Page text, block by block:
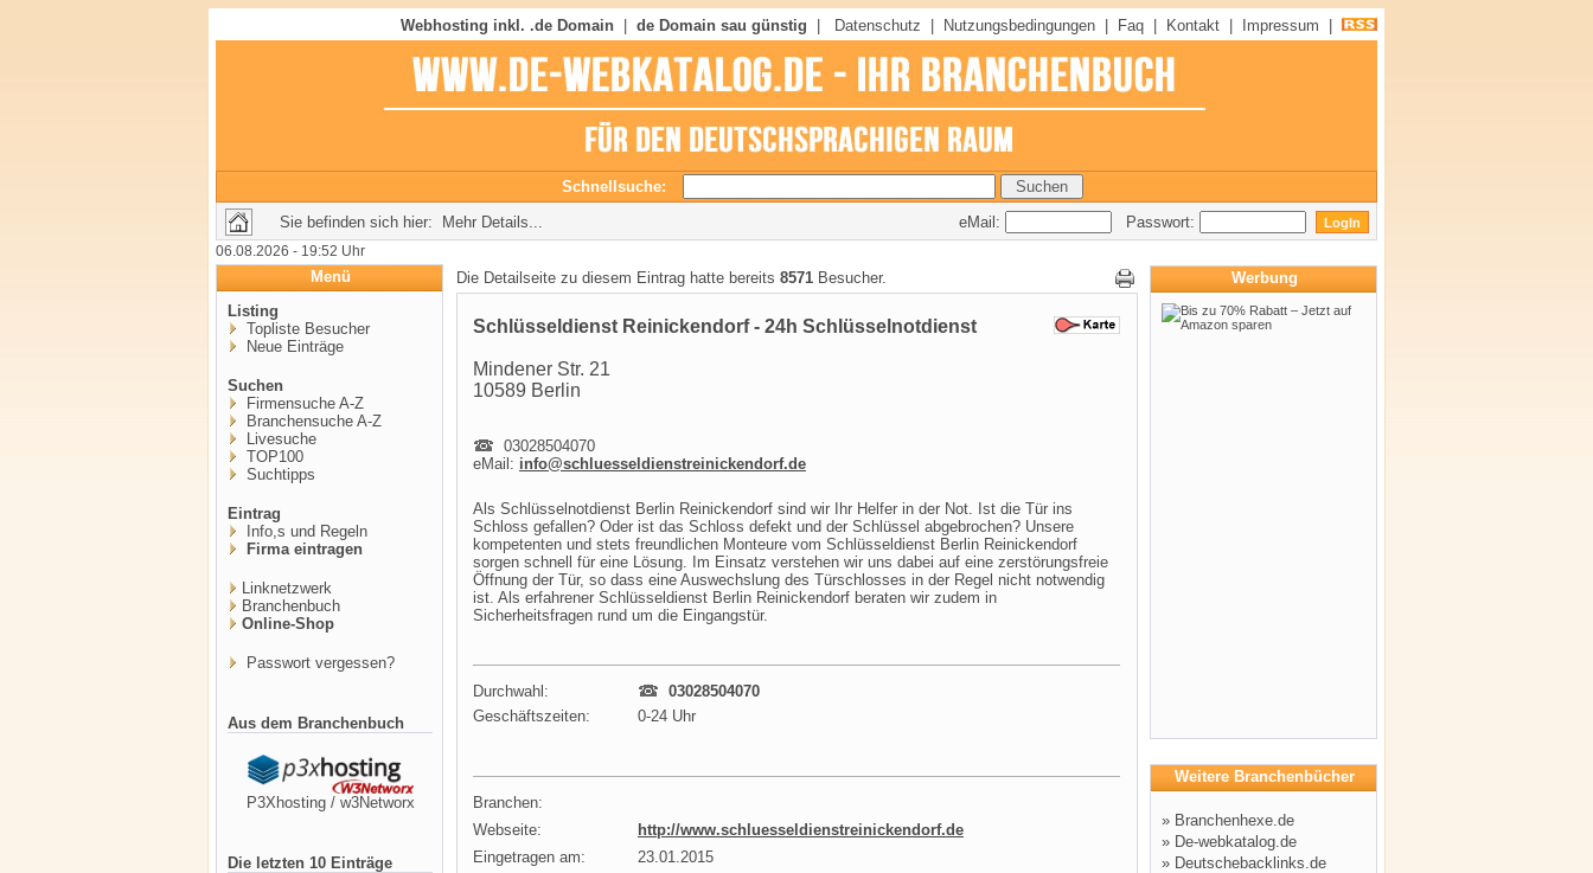
Webhosting inkl. .de Domain de Domain sau günstig Datenschutz Nutzungsbedingungen Faq Kontakt Impressum
Schnellsuche:
Sie befinden sich hier: Mehr Details...
eMail: Passwort:
06.08.2026 - 19:52 Uhr
Menü
Listing
Topliste Besucher
Neue Einträge
Suchen
Firmensuche A-Z
Branchensuche A-Z
Livesuche
TOP100
Suchtipps
Eintrag
Info,s und Regeln
Firma eintragen
Linknetzwerk
Branchenbuch
Online-Shop
Passwort vergessen?
Aus dem Branchenbuch
P3Xhosting / w3Networx
Die letzten 10 Einträge
Die Detailseite zu diesem Eintrag hatte bereits 8571 Besucher.
Schlüsseldienst Reinickendorf - 24h Schlüsselnotdienst
Mindener Str. 21
10589 Berlin
03028504070
eMail: info@schluesseldienstreinickendorf.de
Als Schlüsselnotdienst Berlin Reinickendorf sind wir Ihr Helfer in der Not. Ist die Tür ins
Schloss gefallen? Oder ist das Schloss defekt und der Schlüssel abgebrochen? Unsere
kompetenten und stets freundlichen Monteure vom Schlüsseldienst Berlin Reinickendorf
sorgen schnell für eine Lösung. Im Einsatz verstehen wir uns dabei auf eine zerstörungsfreie
Öffnung der Tür, so dass eine Auswechslung des Türschlosses in der Regel nicht notwendig
ist. Als erfahrener Schlüsseldienst Berlin Reinickendorf beraten wir zudem in
Sicherheitsfragen rund um die Eingangstür.
Durchwahl:
03028504070
Geschäftszeiten:
0-24 Uhr
Branchen:
Webseite:
http://www.schluesseldienstreinickendorf.de
Eingetragen am:
23.01.2015
Werbung
Weitere Branchenbücher
» Branchenhexe.de
» De-webkatalog.de
» Deutschebacklinks.de